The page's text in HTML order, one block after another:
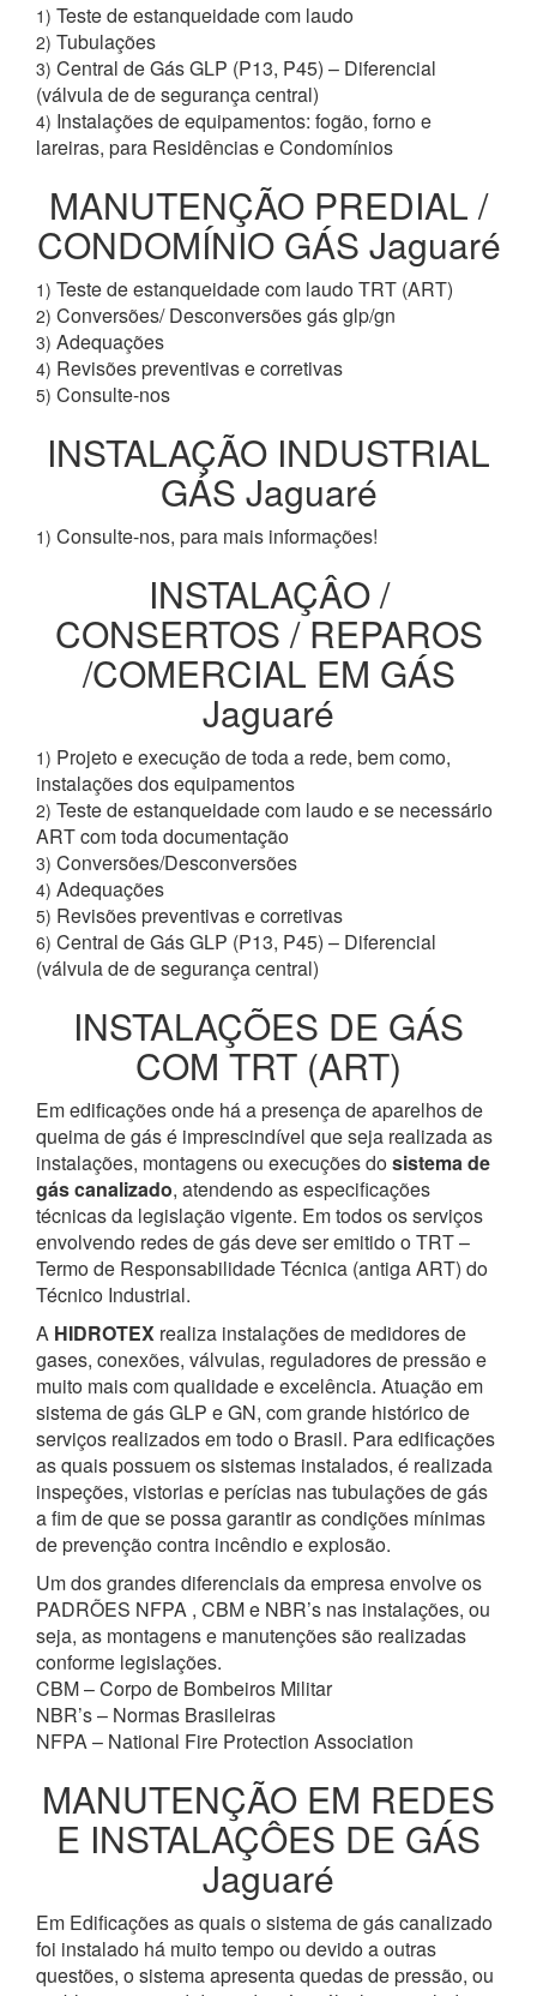
1) Teste de estanqueidade com laudo
2) Tubulações
3) Central de Gás GLP (P13, P45) – Diferencial
(válvula de de segurança central)
4) Instalações de equipamentos: fogão, forno e
lareiras, para Residências e Condomínios
MANUTENÇÃO PREDIAL /
CONDOMÍNIO GÁS Jaguaré
1) Teste de estanqueidade com laudo TRT (ART)
2) Conversões/ Desconversões gás glp/gn
3) Adequações
4) Revisões preventivas e corretivas
5) Consulte-nos
INSTALAÇÃO INDUSTRIAL
GÁS Jaguaré
1) Consulte-nos, para mais informações!
INSTALAÇÂO /
CONSERTOS / REPAROS
/COMERCIAL EM GÁS
Jaguaré
1) Projeto e execução de toda a rede, bem como,
instalações dos equipamentos
2) Teste de estanqueidade com laudo e se necessário
ART com toda documentação
3) Conversões/Desconversões
4) Adequações
5) Revisões preventivas e corretivas
6) Central de Gás GLP (P13, P45) – Diferencial
(válvula de de segurança central)
INSTALAÇÕES DE GÁS
COM TRT (ART)
Em edificações onde há a presença de aparelhos de
queima de gás é imprescindível que seja realizada as
instalações, montagens ou execuções dosistema de
gás canalizado, atendendo as especificações
técnicas da legislação vigente. Em todos os serviços
envolvendo redes de gás deve ser emitido o TRT –
Termo de Responsabilidade Técnica (antiga ART) do
Técnico Industrial.
A HIDROTEX realiza instalações de medidores de
gases, conexões, válvulas, reguladores de pressão e
muito mais com qualidade e excelência. Atuação em
sistema de gás GLP e GN, com grande histórico de
serviços realizados em todo o Brasil. Para edificações
as quais possuem os sistemas instalados, é realizada
inspeções, vistorias e perícias nas tubulações de gás
a fim de que se possa garantir as condições mínimas
de prevenção contra incêndio e explosão.
Um dos grandes diferenciais da empresa envolve os
PADRÕES NFPA , CBM e NBR’s nas instalações, ou
seja, as montagens e manutenções são realizadas
conforme legislações.
CBM – Corpo de Bombeiros Militar
NBR’s – Normas Brasileiras
NFPA – National Fire Protection Association
MANUTENÇÃO EM REDES
E INSTALAÇÔES DE GÁS
Jaguaré
Em Edificações as quais o sistema de gás canalizado
foi instalado há muito tempo ou devido a outras
questões, o sistema apresenta quedas de pressão, ou